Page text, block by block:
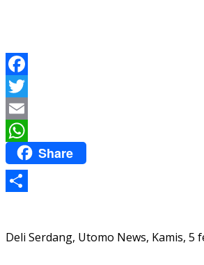
Facebook
Twitter
Email
WhatsApp
Share
Deli Serdang, Utomo News, Kamis, 5